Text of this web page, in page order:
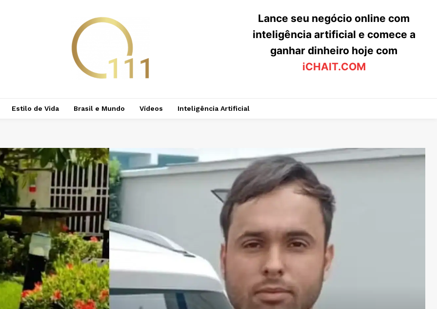
Lance seu negócio online com
inteligência artificial e comece a
ganhar dinheiro hoje com
iCHAIT.COM
Estilo de Vida Brasil e Mundo Vídeos Inteligência Artificial